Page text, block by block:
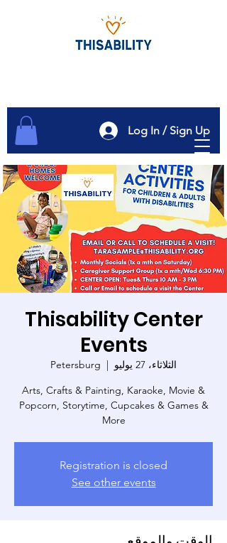
Log In / Sign Up
Thisability Center
Events
الثلاثاء، 27 يوليو
  |
Petersburg
Arts, Crafts & Painting, Karaoke, Movie &
Popcorn, Storytime, Cupcakes & Games &
More
Registration is closed
See other events